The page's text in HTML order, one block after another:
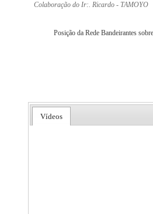
Colaboração do Ir:. Ricardo - TAMOYO
Posição da Rede Bandeirantes
Vídeos